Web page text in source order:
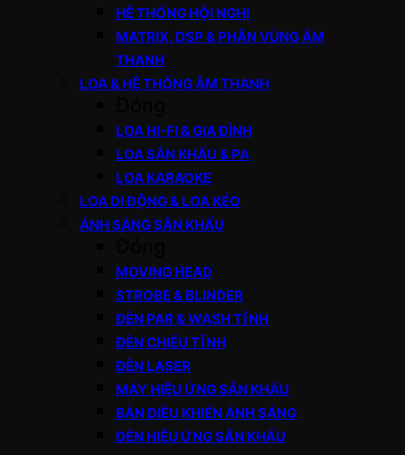
HỆ THỐNG HỘI NGHỊ
MATRIX, DSP & PHÂN VÙNG ÂM
THANH
LOA & HỆ THỐNG ÂM THANH
LOA HI-FI & GIA ĐÌNH
LOA SÂN KHẤU & PA
LOA KARAOKE
LOA DI ĐỘNG & LOA KÉO
ÁNH SÁNG SÂN KHẤU
MOVING HEAD
STROBE & BLINDER
ĐÈN PAR & WASH TĨNH
ĐÈN CHIẾU TĨNH
ĐÈN LASER
MÁY HIỆU ỨNG SÂN KHẤU
BÀN ĐIỀU KHIỂN ÁNH SÁNG
ĐÈN HIỆU ỨNG SÂN KHẤU